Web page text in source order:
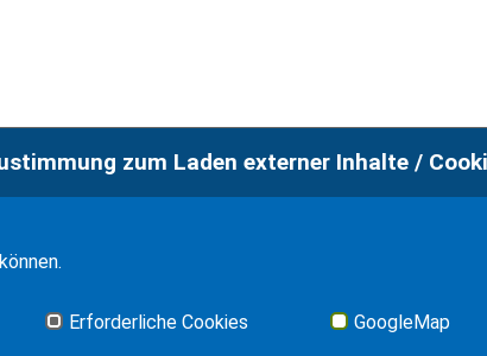
zum Laden externer Inhalte /
Erforderliche Cookies GoogleMap